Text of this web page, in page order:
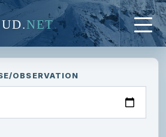
.NET
OBSERVATION